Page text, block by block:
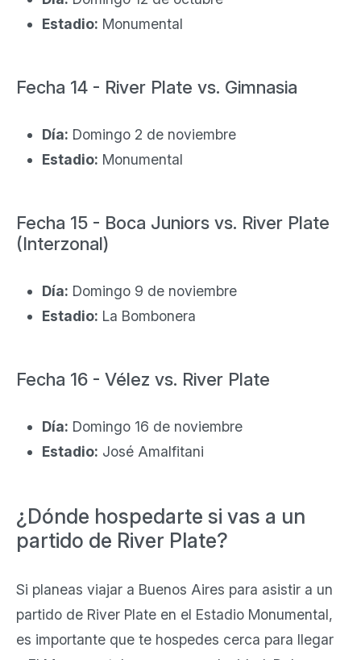
Estadio: Monumental
Fecha 14 - River Plate vs. Gimnasia
Día: Domingo 2 de noviembre
Estadio: Monumental
Fecha 15 - Boca Juniors vs. River Plate
(Interzonal)
Día: Domingo 9 de noviembre
Estadio: La Bombonera
Fecha 16 - Vélez vs. River Plate
Día: Domingo 16 de noviembre
Estadio: José Amalfitani
¿Dónde hospedarte si vas a un
partido de River Plate?
Si planeas viajar a Buenos Aires para asistir a un
partido de River Plate en el Estadio Monumental,
es importante que te hospedes cerca para llegar